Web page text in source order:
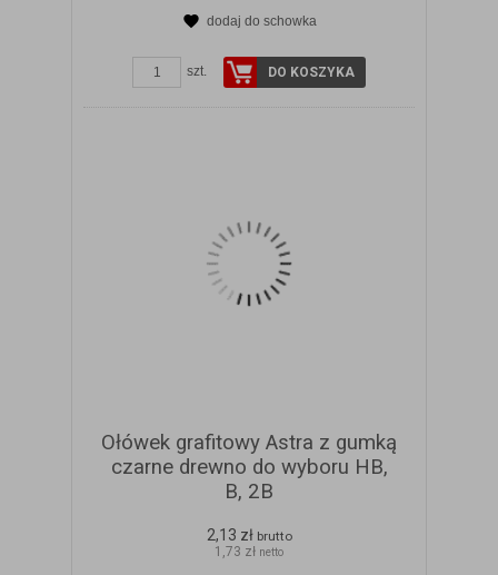
dodaj do schowka
szt. DO KOSZYKA
Ołówek grafitowy Astra z gumką
czarne drewno do wyboru HB,
B, 2B
2,13 zł brutto
1,73 zł netto